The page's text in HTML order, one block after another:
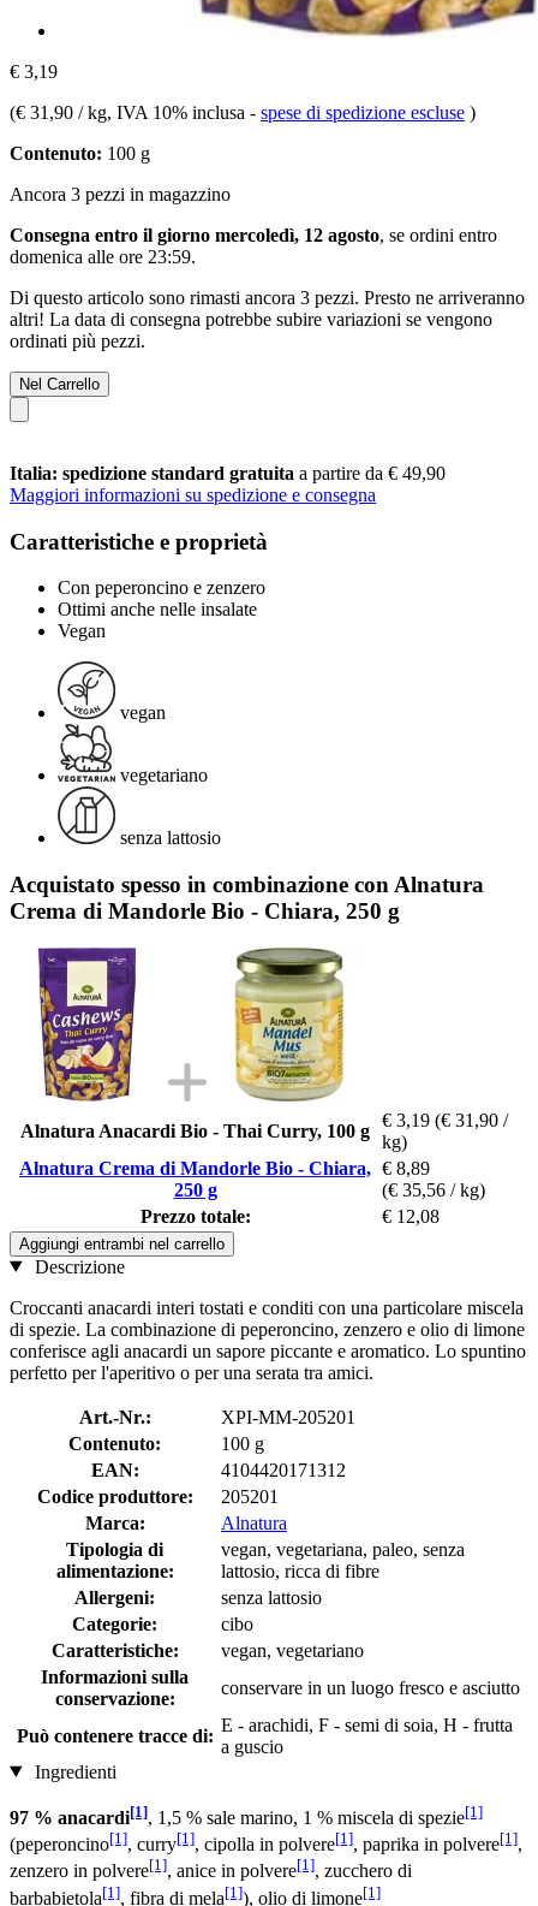
€ 3,19
(€ 31,90 / kg, IVA 10% inclusa - spese di spedizione escluse )
Contenuto: 100 g
Ancora 3 pezzi in magazzino
Consegna entro il giorno mercoledì, 12 agosto, se ordini entro
domenica alle ore 23:59.
Di questo articolo sono rimasti ancora 3 pezzi. Presto ne arriveranno
altri! La data di consegna potrebbe subire variazioni se vengono
ordinati più pezzi.
Nel Carrello
Italia: spedizione standard gratuita a partire da € 49,90
Maggiori informazioni su spedizione e consegna
Caratteristiche e proprietà
Con peperoncino e zenzero
Ottimi anche nelle insalate
Vegan
vegan
vegetariano
senza lattosio
Acquistato spesso in combinazione con Alnatura
Crema di Mandorle Bio - Chiara, 250 g
Alnatura Anacardi Bio - Thai Curry, 100 g
€ 3,19 (€ 31,90 /
kg)
Alnatura Crema di Mandorle Bio - Chiara,
250 g
€ 8,89
(€ 35,56 / kg)
Prezzo totale:
€ 12,08
Aggiungi entrambi nel carrello
Descrizione
Croccanti anacardi interi tostati e conditi con una particolare miscela
di spezie. La combinazione di peperoncino, zenzero e olio di limone
conferisce agli anacardi un sapore piccante e aromatico. Lo spuntino
perfetto per l'aperitivo o per una serata tra amici.
Art.-Nr.:
XPI-MM-205201
Contenuto:
100 g
EAN:
4104420171312
Codice produttore:
205201
Marca:
Alnatura
Tipologia di
alimentazione:
vegan, vegetariana, paleo, senza
lattosio, ricca di fibre
Allergeni:
senza lattosio
Categorie:
cibo
Caratteristiche:
vegan, vegetariano
Informazioni sulla
conservazione:
conservare in un luogo fresco e asciutto
Può contenere tracce di:
E - arachidi, F - semi di soia, H - frutta
a guscio
Ingredienti
97 % anacardi[1], 1,5 % sale marino, 1 % miscela di spezie[1]
(peperoncino[1], curry[1], cipolla in polvere[1], paprika in polvere[1],
zenzero in polvere[1], anice in polvere[1], zucchero di
barbabietola[1], fibra di mela[1]), olio di limone[1]